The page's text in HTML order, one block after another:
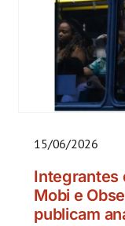
15/06/2026
Integrantes
Mobi e
publicam